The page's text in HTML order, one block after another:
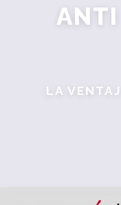
ANTI
LA